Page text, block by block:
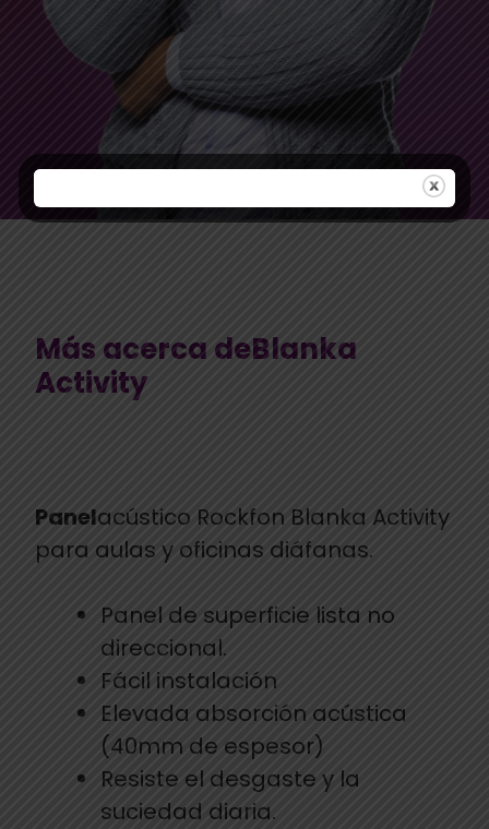
Más acerca deBlanka
Activity
Panelacústico Rockfon Blanka Activity
para aulas y oficinas diáfanas.
Panel de superficie lista no
direccional.
Fácil instalación
Elevada absorción acústica
(40mm de espesor)
Resiste el desgaste y la
suciedad diaria.